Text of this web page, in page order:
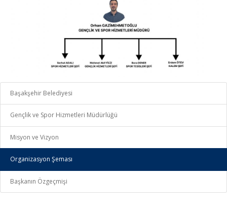
Başakşehir Belediyesi
Gençlik ve Spor Hizmetleri Müdürlüğü
Misyon ve Vizyon
Organizasyon Şeması
Başkanın Özgeçmişi